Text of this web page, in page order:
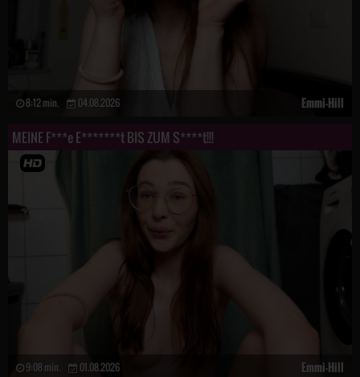
8:12 min. 04.08.2026 Emmi-Hill
MEINE F***e E*******t BIS ZUM S****t!!!
9:08 min. 01.08.2026 Emmi-Hill